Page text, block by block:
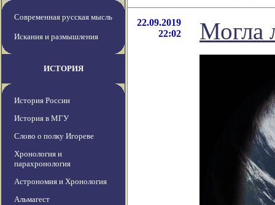
Современная русская мысль
Искания и размышления
ИСТОРИЯ
История России
История в МГУ
Слово о полку Игореве
Хронология и
парахронология
Астрономия и Хронология
Альмагест
22.09.2019
22:02
Могла